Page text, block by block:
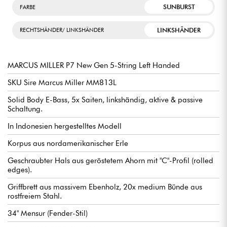
FARBE SUNBURST
RECHTSHÄNDER/ LINKSHÄNDER LINKSHÄNDER
MARCUS MILLER P7 New Gen 5-String Left Handed
SKU Sire Marcus Miller MM813L
Solid Body E-Bass, 5x Saiten, linkshändig, aktive & passive
Schaltung.
In Indonesien hergestelltes Modell
Korpus aus nordamerikanischer Erle
Geschraubter Hals aus geröstetem Ahorn mit "C"-Profil (rolled
edges).
Griffbrett aus massivem Ebenholz, 20x medium Bünde aus
rostfreiem Stahl.
34" Mensur (Fender-Stil)